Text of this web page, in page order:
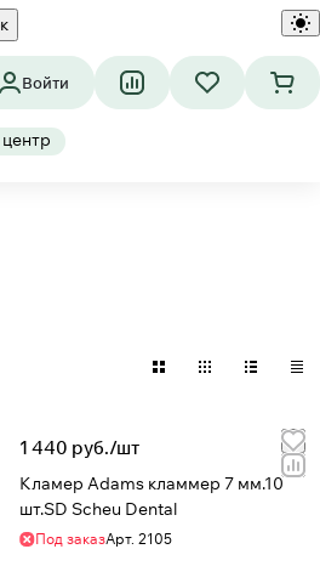
Войти
1 440 руб./шт
Кламер Adams кламмер 7 мм.10
шт.SD Scheu Dental
Под заказАрт. 2105